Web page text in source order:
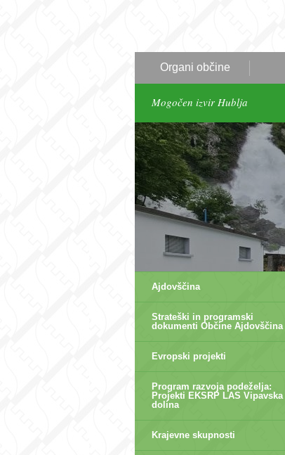
Organi občine
Mogočen izvir Hublja
Ajdovščina
Strateški in programski
dokumenti Občine Ajdovščina
Evropski projekti
Program razvoja podeželja:
Projekti EKSRP LAS Vipavska
dolina
Krajevne skupnosti